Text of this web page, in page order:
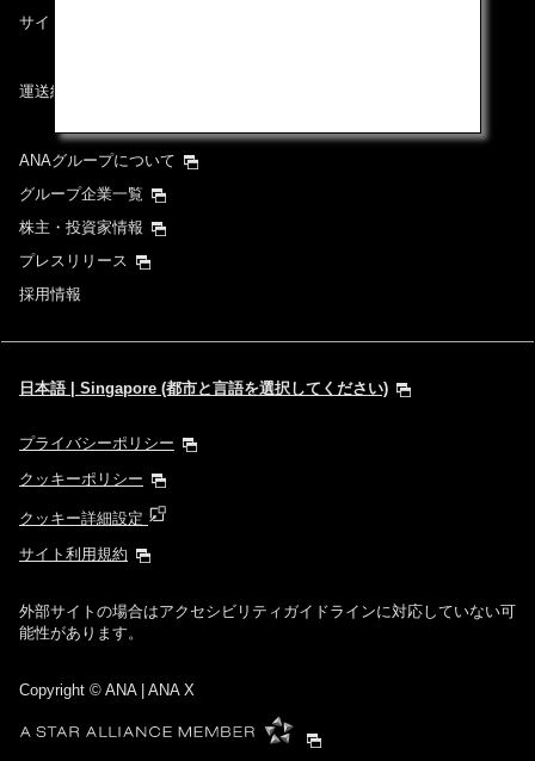
サイトマップ
運送約款
ANAグループについて
グループ企業一覧
株主・投資家情報
プレスリリース
採用情報
日本語 | Singapore (都市と言語を選択してください)
プライバシーポリシー
クッキーポリシー
クッキー詳細設定
サイト利用規約
外部サイトの場合はアクセシビリティガイドラインに対応していない可
能性があります。
Copyright © ANA | ANA X